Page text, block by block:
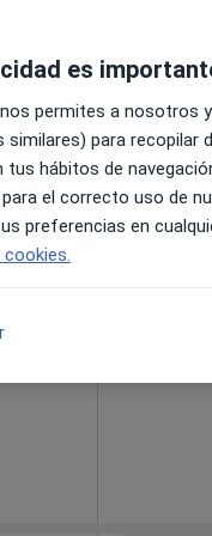
para visitas en
La
es
permites a nosotros
similares) para
tus hábitos de
el correcto uso de
preferencias en